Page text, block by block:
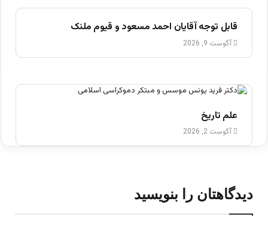
قابل توجه آقایان احمد مسعود و قیوم ملنک
آگوست 9, 2026
علم تاریخ
آگوست 2, 2026
دیدگاهتان را بنویسید